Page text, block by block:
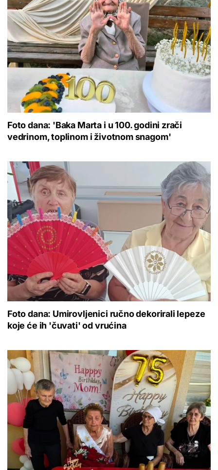
Foto dana: 'Baka Marta i u 100. godini zrači
vedrinom, toplinom i životnom snagom'
Foto dana: Umirovljenici ručno dekorirali lepeze
koje će ih 'čuvati' od vrućina